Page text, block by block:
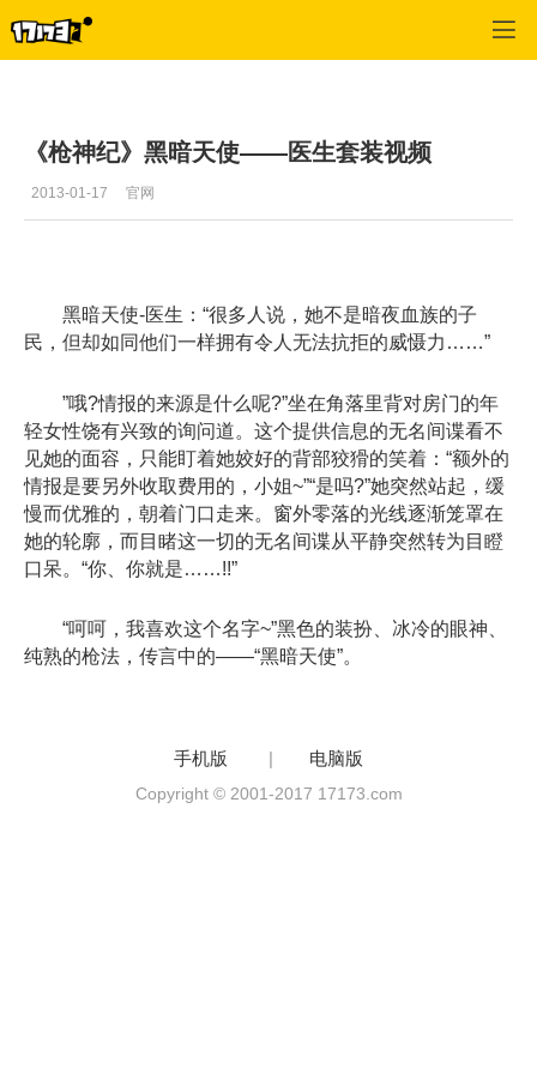
《枪神纪》黑暗天使——医生套装视频
2013-01-17 官网
黑暗天使-医生：“很多人说，她不是暗夜血族的子
民，但却如同他们一样拥有令人无法抗拒的威慑力……”
”哦?情报的来源是什么呢?”坐在角落里背对房门的年
轻女性饶有兴致的询问道。这个提供信息的无名间谍看不
见她的面容，只能盯着她姣好的背部狡猾的笑着：“额外的
情报是要另外收取费用的，小姐~”“是吗?”她突然站起，缓
慢而优雅的，朝着门口走来。窗外零落的光线逐渐笼罩在
她的轮廓，而目睹这一切的无名间谍从平静突然转为目瞪
口呆。“你、你就是……!!”
“呵呵，我喜欢这个名字~”黑色的装扮、冰冷的眼神、
纯熟的枪法，传言中的——“黑暗天使”。
手机版 电脑版
Copyright © 2001-2017 17173.com